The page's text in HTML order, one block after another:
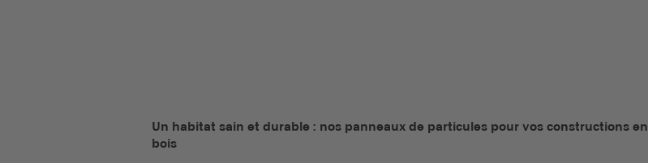
Un habitat sain et durable : nos panneaux de particules pour vos constructions en
bois